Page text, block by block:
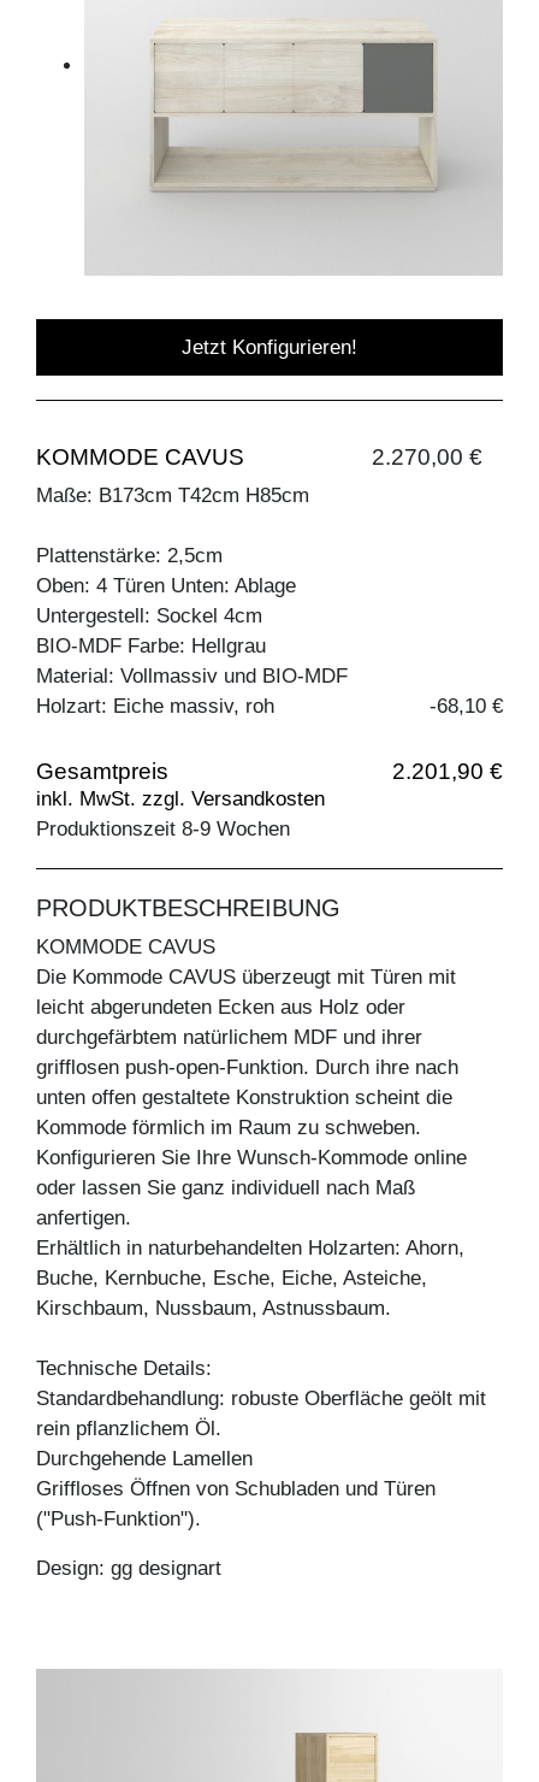
Jetzt Konfigurieren!
KOMMODE CAVUS 2.270,00 €
Maße: B173cm T42cm H85cm
Plattenstärke: 2,5cm
Oben: 4 Türen Unten: Ablage
Untergestell: Sockel 4cm
BIO-MDF Farbe: Hellgrau
Material: Vollmassiv und BIO-MDF
Holzart: Eiche massiv, roh
-68,10 €
Gesamtpreis 2.201,90 €
inkl. MwSt. zzgl. Versandkosten
Produktionszeit 8-9 Wochen
PRODUKTBESCHREIBUNG
KOMMODE CAVUS
Die Kommode CAVUS überzeugt mit Türen mit
leicht abgerundeten Ecken aus Holz oder
durchgefärbtem natürlichem MDF und ihrer
grifflosen push-open-Funktion. Durch ihre nach
unten offen gestaltete Konstruktion scheint die
Kommode förmlich im Raum zu schweben.
Konfigurieren Sie Ihre Wunsch-Kommode online
oder lassen Sie ganz individuell nach Maß
anfertigen.
Erhältlich in naturbehandelten Holzarten: Ahorn,
Buche, Kernbuche, Esche, Eiche, Asteiche,
Kirschbaum, Nussbaum, Astnussbaum.
Technische Details:
Standardbehandlung: robuste Oberfläche geölt mit
rein pflanzlichem Öl.
Durchgehende Lamellen
Griffloses Öffnen von Schubladen und Türen
("Push-Funktion").
Design: gg designart